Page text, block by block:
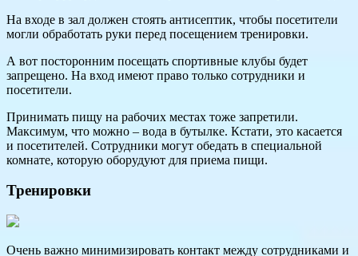
На входе в зал должен стоять антисептик, чтобы посетители
могли обработать руки перед посещением тренировки.
А вот посторонним посещать спортивные клубы будет
запрещено. На вход имеют право только сотрудники и
посетители.
Принимать пищу на рабочих местах тоже запретили.
Максимум, что можно – вода в бутылке. Кстати, это касается
и посетителей. Сотрудники могут обедать в специальной
комнате, которую оборудуют для приема пищи.
Тренировки
Очень важно минимизировать контакт между сотрудниками и